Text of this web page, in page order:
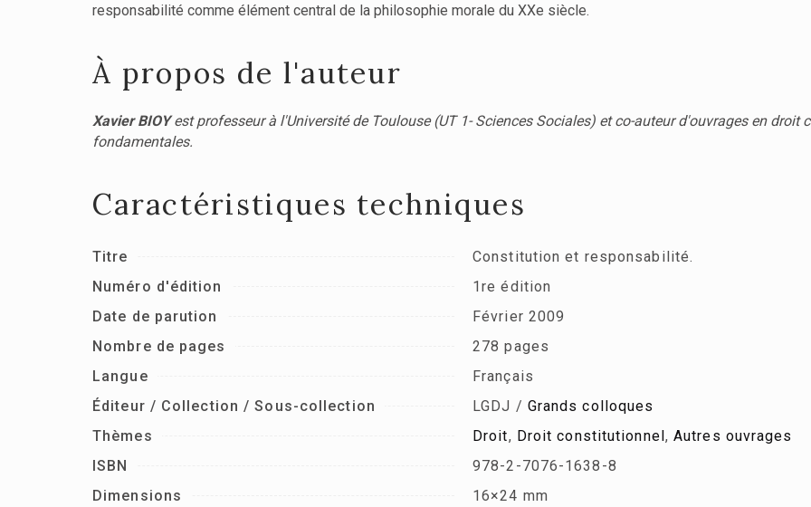
responsabilité comme élément central de la philosophie morale du XXe siècle.
À propos de l'auteur
Xavier BIOYest professeur à l'Université de Toulouse (UT 1- Sciences Sociales) et co-auteur d'ouvrages en droit
fondamentales.
Caractéristiques techniques
Titre
Constitution et responsabilité.
Numéro d'édition
1re édition
Date de parution
Février 2009
Nombre de pages
278 pages
Langue
Français
Éditeur / Collection / Sous-collection
LGDJ / Grands colloques
Thèmes
Droit, Droit constitutionnel,Autres ouvrages
ISBN
978-2-7076-1638-8
Dimensions
16×24 mm